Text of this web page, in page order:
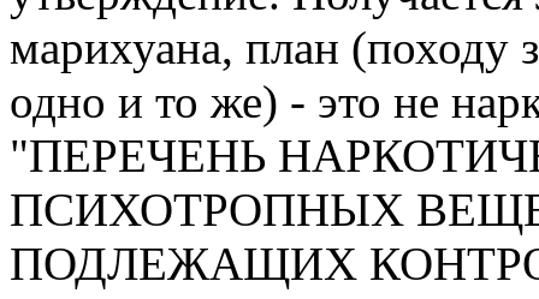
марихуана, план (походу
одно и то же) - это не
"ПЕРЕЧЕHЬ
ПСИХОТРОПHЫХ
ПОДЛЕЖАЩИХ